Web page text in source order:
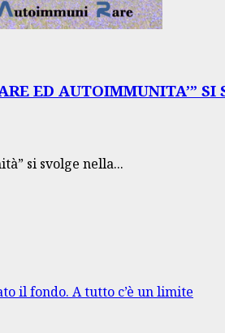
ED AUTOIMMUNITA’”
si svolge nella...
il fondo. A tutto c’è un limite